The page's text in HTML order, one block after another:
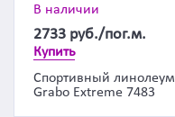
В наличии
2733 руб./пог.м.
Купить
Спортивный линолеум
Grabo Extreme 7483